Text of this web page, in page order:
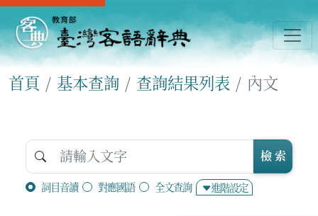
首頁 基本查詢 查詢結果列表 內文
詞目音讀 對應國語 全文查詢 進階設定
檢 索